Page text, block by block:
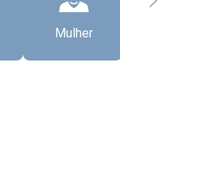
Mulher